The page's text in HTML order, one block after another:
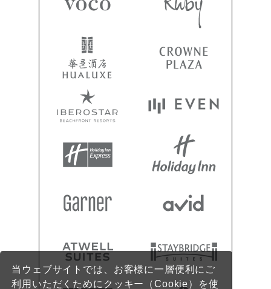
当ウェブサイトでは、お客様に一層便利にご
利用いただくためにクッキー（Cookie）を使